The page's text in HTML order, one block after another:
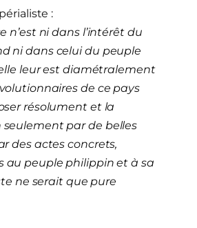
:
n’est ni dans l’intérêt du
ni dans celui du peuple
leur est diamétralement
de ce pays
résolument et la
par de belles
des actes concrets,
au peuple philippin et à sa
ne serait que pure